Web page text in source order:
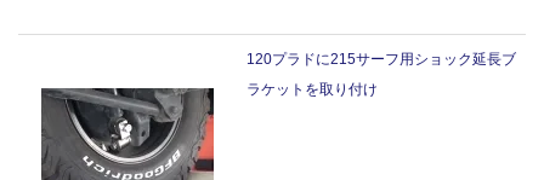
120プラドに215サーフ用ショック延長ブ
ラケットを取り付け